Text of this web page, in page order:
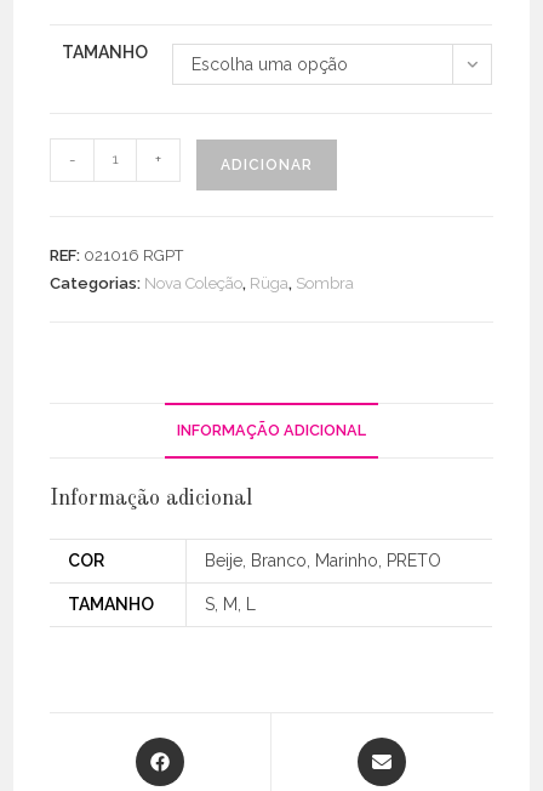
TAMANHO
Escolha uma opção
Quantidade
de
- + ADICIONAR
REF: 021016 RGPT
Categorias: Nova Coleção, Rüga, Sombra
INFORMAÇÃO ADICIONAL
Informação adicional
COR Beije, Branco, Marinho, PRETO
TAMANHO S, M, L
Opens
in
Opens
in